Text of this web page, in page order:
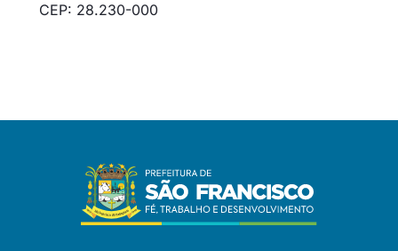
CEP: 28.230-000